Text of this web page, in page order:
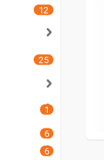
12
25
1
6
6